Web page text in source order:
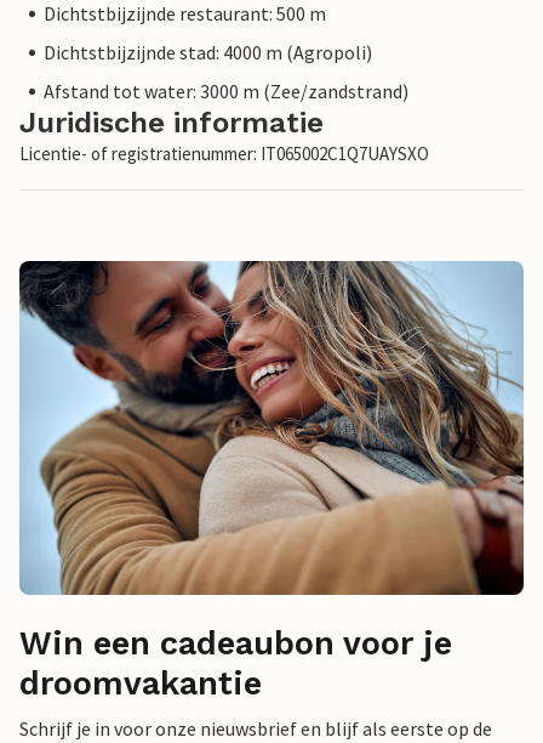
Dichtstbijzijnde restaurant: 500 m
Dichtstbijzijnde stad: 4000 m (Agropoli)
Afstand tot water: 3000 m (Zee/zandstrand)
Juridische informatie
Licentie- of registratienummer: IT065002C1Q7UAYSXO
Win een cadeaubon voor je
droomvakantie
Schrijf je in voor onze nieuwsbrief en blijf als eerste op de